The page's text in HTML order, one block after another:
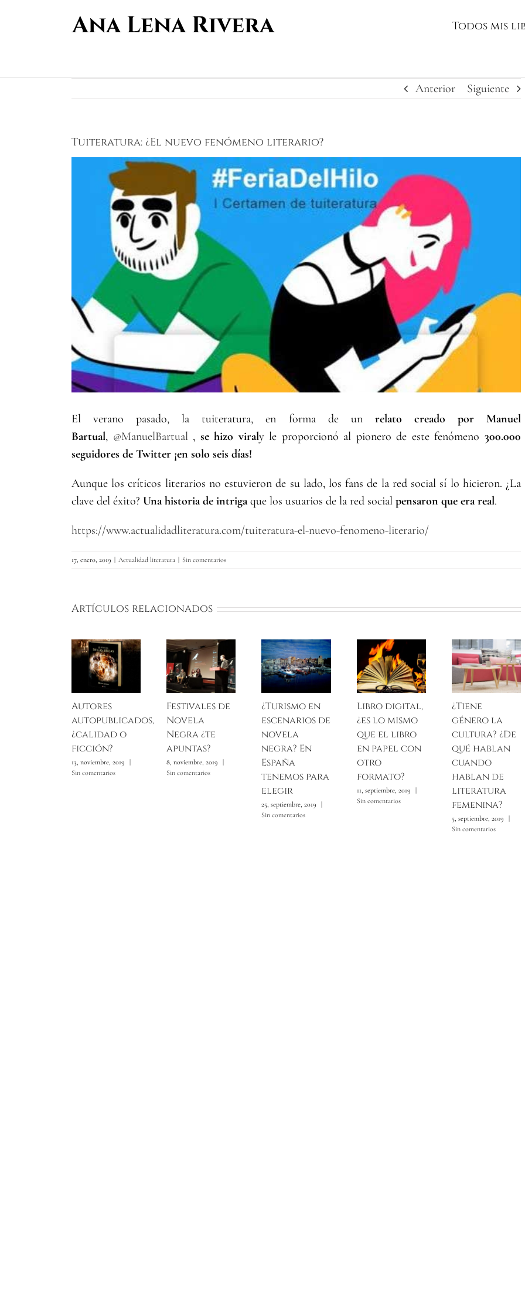
Todos mis
Anterior Siguiente
Tuiteratura: ¿El nuevo fenómeno literario?
El verano pasado, la tuiteratura, en forma de unrelato creado por Manuel
Bartual, @ManuelBartual ‏, se hizo viraly le proporcionó al pionero de este fenómeno300.000
seguidores de Twitter ¡en solo seis días!
Aunque los críticos literarios no estuvieron de su lado, los fans de la red social sí lo hicieron. ¿La
clave del éxito? Una historia de intrigaque los usuarios de la red social pensaron que era real.
https://www.actualidadliteratura.com/tuiteratura-el-nuevo-fenomeno-literario/
17, enero, 2019 Actualidad literatura Sin comentarios
Artículos relacionados
Autores
autopublicados,
¿calidad o
ficción?
13, noviembre, 2019
Sin comentarios
Festivales de
Novela
Negra ¿te
apuntas?
8, noviembre, 2019
Sin comentarios
¿Turismo en
escenarios de
novela
negra? En
España
tenemos para
elegir
25, septiembre, 2019
Sin comentarios
Libro digital,
¿es lo mismo
que el libro
en papel con
otro
formato?
11, septiembre, 2019
Sin comentarios
¿Tiene
género la
cultura? ¿De
qué hablan
cuando
hablan de
literatura
femenina?
5, septiembre, 2019
Sin comentarios